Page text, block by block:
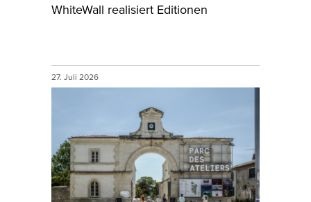
WhiteWall realisiert Editionen
27. Juli 2026